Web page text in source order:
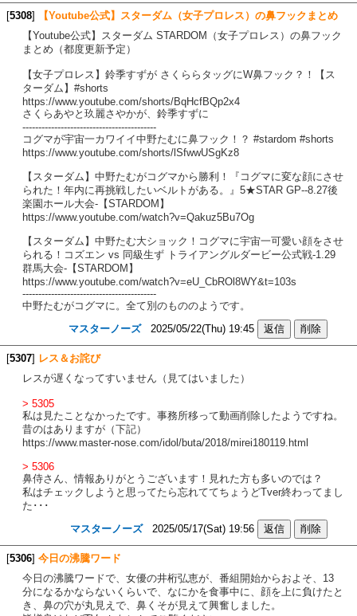
[5308]
【Youtube公式】スターダム（女子プロレス）の鼻フックまとめ
【Youtube公式】スターダム STARDOM（女子プロレス）の鼻フック
まとめ（都度更新予定）
【女子プロレス】鈴季すずが さくららタッグにW鼻フック？！【ス
ターダム】#shorts
https://www.youtube.com/shorts/BqHcfBQp2x4
さくらあやと玖麗さやかが、鈴季すずに
------------------------------------------
コグマが宇宙一カワイイ中野たむに鼻フック！？ #stardom #shorts
https://www.youtube.com/shorts/lSfwwUSgKz8
【スターダム】中野たむがコグマから勝利！『コグマに変な顔にさせ
られた！年内に再挑戦したいベルトがある。』5★STAR GP--8.27後
楽園ホール大会-【STARDOM】
https://www.youtube.com/watch?v=Qakuz5Bu7Og
【スターダム】中野たむ大ショック！コグマに宇宙一可愛い顔をさせ
られる！コズエン vs 同級生ず トライアングルダービー公式戦-1.29
群馬大会-【STARDOM】
https://www.youtube.com/watch?v=eU_CbROl8WY&t=103s
------------------------------------------
中野たむがコグマに。全て別のもののようです。
マスターノーズ2025/05/22(Thu) 19:45
[5307] レス＆お詫び
レスが遅くなってすいません（見てはいました）
> 5305
私は見たことなかったです。事務所移って動画削除したようですね。
昔のはありますが（下記）
https://www.master-nose.com/idol/buta/2018/mirei180119.html
> 5306
鼻侍さん、情報ありがとうございます！見れた方も多いのでは？
私はチェックしようと思ってたら忘れててちょうどTver終わってまし
た･･･
マスターノーズ2025/05/17(Sat) 19:56
[5306] 今日の沸騰ワード
今日の沸騰ワードで、女優の井桁弘恵が、番組開始からおよそ、13
分になるかならないくらいで、なにかを食事中に、顔を上に負けたと
き、鼻の穴が丸見えで、鼻くそが見えて興奮しました。